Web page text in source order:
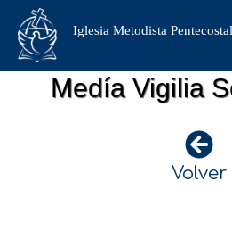
Iglesia Metodista
Medía Vigilia
Volver